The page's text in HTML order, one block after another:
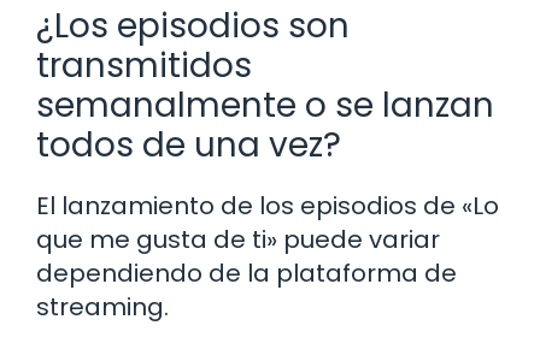
¿Los episodios son
transmitidos
semanalmente o se lanzan
todos de una vez?
El lanzamiento de los episodios de «Lo
que me gusta de ti» puede variar
dependiendo de la plataforma de
streaming.